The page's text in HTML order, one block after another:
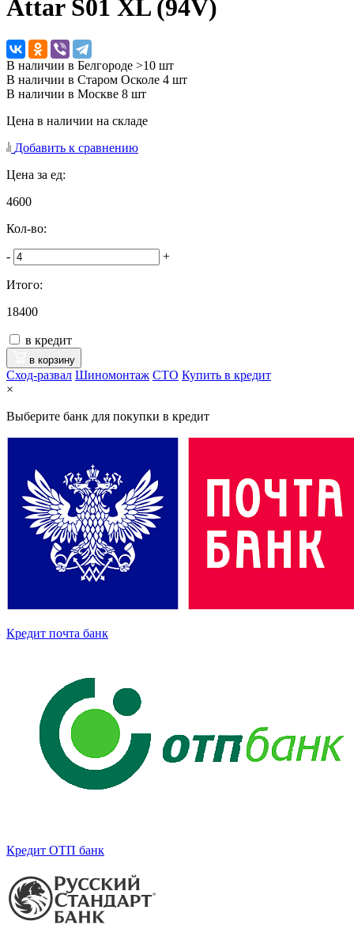
Attar S01 XL (94V)
В наличии в Белгороде >10 шт
В наличии в Старом Осколе 4 шт
В наличии в Москве 8 шт
Цена в наличии на складе
Добавить к сравнению
Цена за ед:
4600
Кол-во:
- +
Итого:
18400
в кредит
в корзину
Сход-развал Шиномонтаж CTO Купить в кредит
×
Выберите банк для покупки в кредит
Кредит почта банк
Кредит ОТП банк